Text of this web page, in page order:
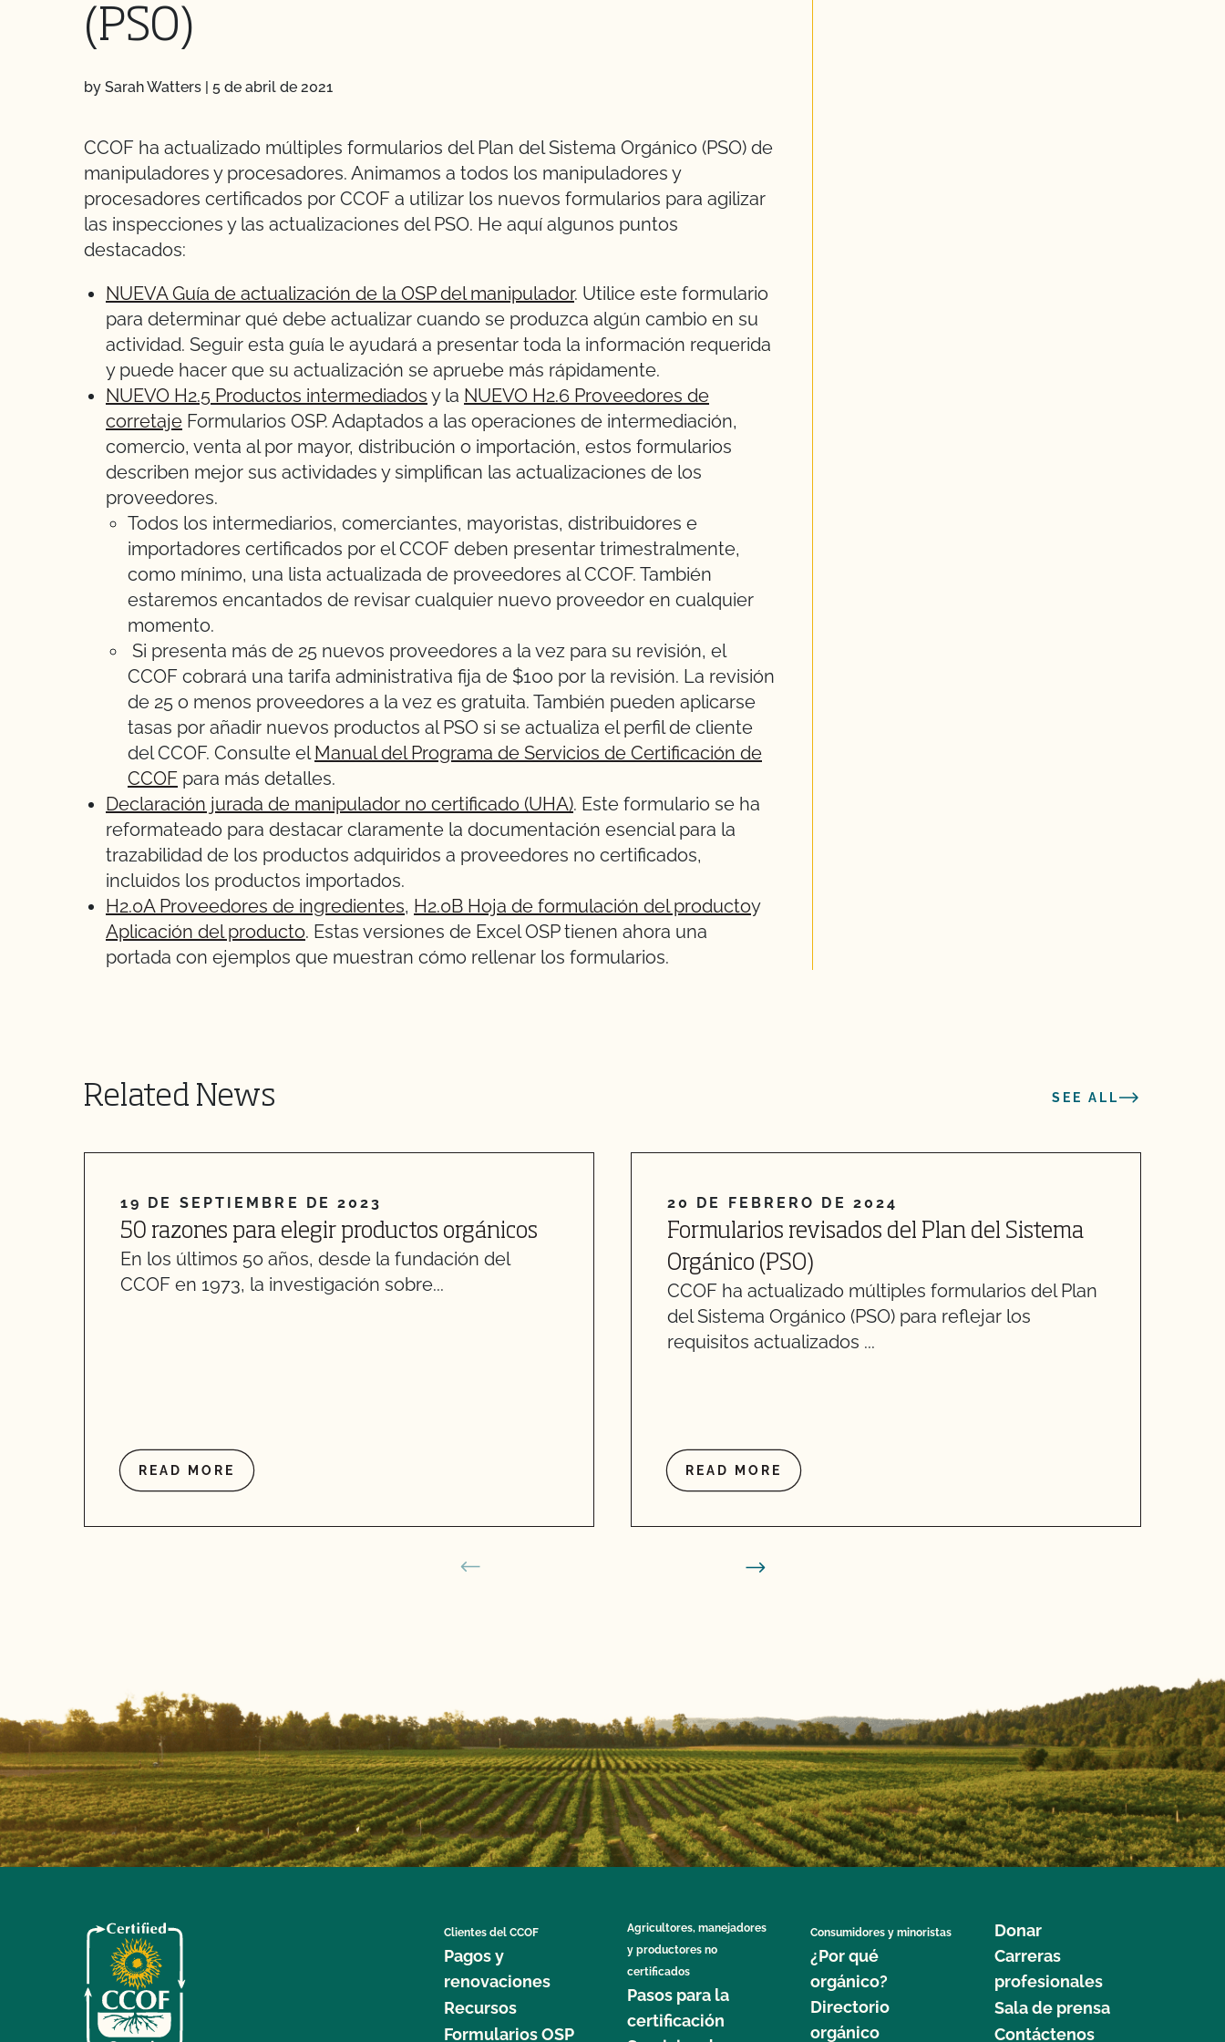
(PSO)
by Sarah Watters | 5 de abril de 2021
CCOF ha actualizado múltiples formularios del Plan del Sistema Orgánico (PSO) de
manipuladores y procesadores. Animamos a todos los manipuladores y
procesadores certificados por CCOF a utilizar los nuevos formularios para agilizar
las inspecciones y las actualizaciones del PSO. He aquí algunos puntos
destacados:
NUEVA Guía de actualización de la OSP del manipulador. Utilice este formulario
para determinar qué debe actualizar cuando se produzca algún cambio en su
actividad. Seguir esta guía le ayudará a presentar toda la información requerida
y puede hacer que su actualización se apruebe más rápidamente.
NUEVO H2.5 Productos intermediados y la NUEVO H2.6 Proveedores de
corretaje Formularios OSP. Adaptados a las operaciones de intermediación,
comercio, venta al por mayor, distribución o importación, estos formularios
describen mejor sus actividades y simplifican las actualizaciones de los
proveedores.
Todos los intermediarios, comerciantes, mayoristas, distribuidores e
importadores certificados por el CCOF deben presentar trimestralmente,
como mínimo, una lista actualizada de proveedores al CCOF. También
estaremos encantados de revisar cualquier nuevo proveedor en cualquier
momento.
Si presenta más de 25 nuevos proveedores a la vez para su revisión, el
CCOF cobrará una tarifa administrativa fija de $100 por la revisión. La revisión
de 25 o menos proveedores a la vez es gratuita. También pueden aplicarse
tasas por añadir nuevos productos al PSO si se actualiza el perfil de cliente
del CCOF. Consulte elManual del Programa de Servicios de Certificación de
CCOF para más detalles.
Declaración jurada de manipulador no certificado (UHA). Este formulario se ha
reformateado para destacar claramente la documentación esencial para la
trazabilidad de los productos adquiridos a proveedores no certificados,
incluidos los productos importados.
H2.0A Proveedores de ingredientes, H2.0B Hoja de formulación del productoy
Aplicación del producto. Estas versiones de Excel OSP tienen ahora una
portada con ejemplos que muestran cómo rellenar los formularios.
Related News SEE ALL
19 DE SEPTIEMBRE DE 2023
50 razones para elegir productos orgánicos
En los últimos 50 años, desde la fundación del
CCOF en 1973, la investigación sobre...
READ MORE
20 DE FEBRERO DE 2024
Formularios revisados del Plan del Sistema
Orgánico (PSO)
CCOF ha actualizado múltiples formularios del Plan
del Sistema Orgánico (PSO) para reflejar los
requisitos actualizados ...
READ MORE
Clientes del CCOF
Pagos y
renovaciones
Recursos
Formularios OSP
Agricultores, manejadores
y productores no
certificados
Pasos para la
certificación
Consumidores y minoristas
¿Por qué
orgánico?
Directorio
orgánico
Donar
Carreras
profesionales
Sala de prensa
Contáctenos